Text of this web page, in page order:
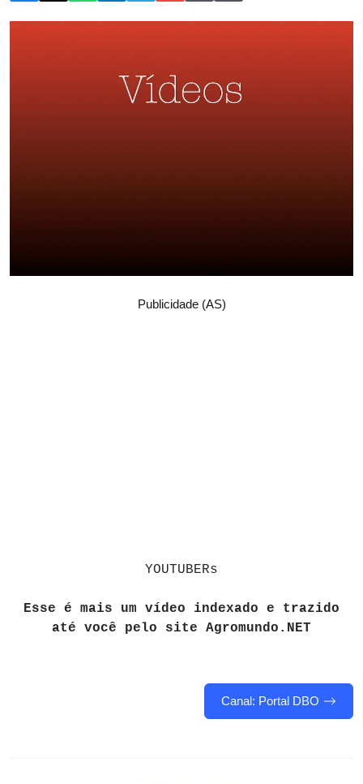
Publicidade (AS)
YOUTUBERs
Esse é mais um vídeo indexado e trazido
até você pelo site Agromundo.NET
Canal: Portal DBO